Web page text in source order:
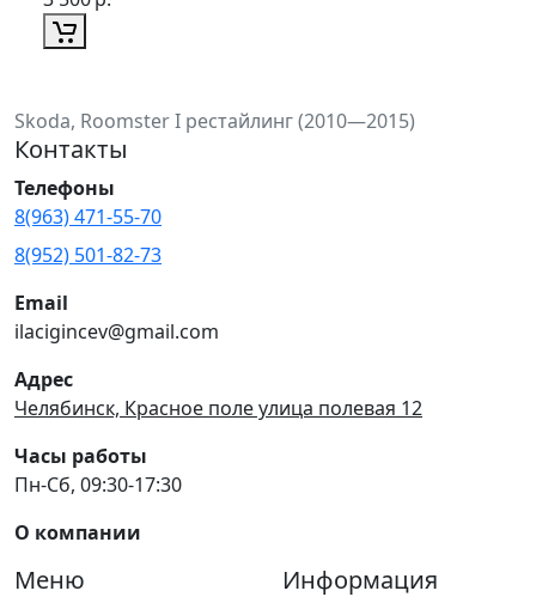
Skoda, Roomster I рестайлинг (2010—2015)
Контакты
Телефоны
8(963) 471-55-70
8(952) 501-82-73
Email
ilacigincev@gmail.com
Адрес
Челябинск, Красное поле улица полевая 12
Часы работы
Пн-Сб, 09:30-17:30
О компании
Меню Информация